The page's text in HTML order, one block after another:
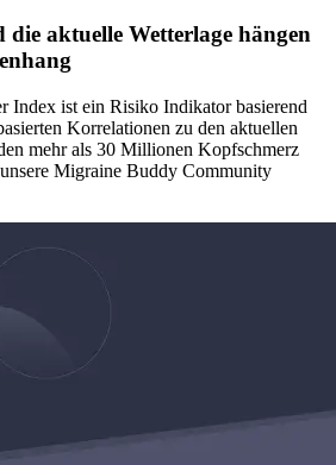
aktuelle Wetterlage hängen
Index ist ein Risiko Indikator basierend
Korrelationen zu den aktuellen
mehr als 30 Millionen Kopfschmerz
Migraine Buddy Community